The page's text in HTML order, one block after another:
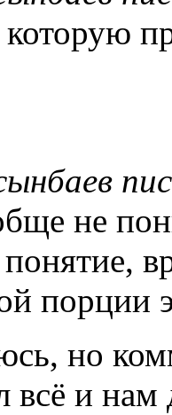
которую
не
порции
но
и нам